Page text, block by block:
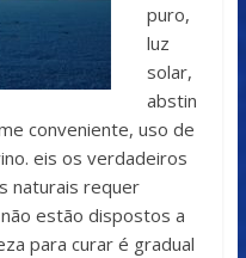
puro,
luz
solar,
abstin
conveniente, uso de
eis os verdadeiros
naturais requer
estão dispostos a
para curar é gradual